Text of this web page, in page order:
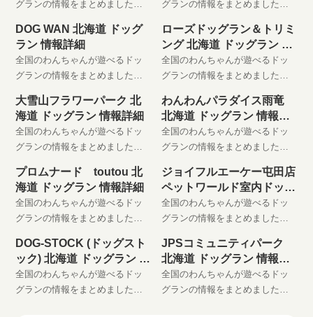
グランの情報をまとめました。
ごしください。 是非、お気に入
りに登録してください。
ン 情報詳細
グランの情報をまとめました。
ごしください。 是非、お気に入
りに登録してください。
DOG WAN 北海道 ドッグ
ラン 情報詳細
全国のわんちゃんが遊べるドッ
グランの情報をまとめました。
ごしください。 是非、お気に入
りに登録してください。
ローズドッグラン＆トリミ
ング 北海道 ドッグラン 情
報詳細
全国のわんちゃんが遊べるドッ
グランの情報をまとめました。
ごしください。 是非、お気に入
りに登録してください。
大雪山フラワーパーク 北
海道 ドッグラン 情報詳細
全国のわんちゃんが遊べるドッ
グランの情報をまとめました。
ごしください。 是非、お気に入
りに登録してください。
わんわんパラダイス雨竜
北海道 ドッグラン 情報詳
細
全国のわんちゃんが遊べるドッ
グランの情報をまとめました。
ごしください。 是非、お気に入
りに登録してください。
プロムナード toutou 北
海道 ドッグラン 情報詳細
全国のわんちゃんが遊べるドッ
グランの情報をまとめました。
ごしください。 是非、お気に入
りに登録してください。
ジョイフルエーケー屯田店
ペットワールド室内ドッグ
ラン
全国のわんちゃんが遊べるドッ
グランの情報をまとめました。
ごしください。 是非、お気に入
りに登録してください。
DOG-STOCK (ドッグスト
ック) 北海道 ドッグラン 情
報詳細
全国のわんちゃんが遊べるドッ
グランの情報をまとめました。
JPSコミュニティパーク
北海道 ドッグラン 情報詳
細
全国のわんちゃんが遊べるドッ
グランの情報をまとめました。